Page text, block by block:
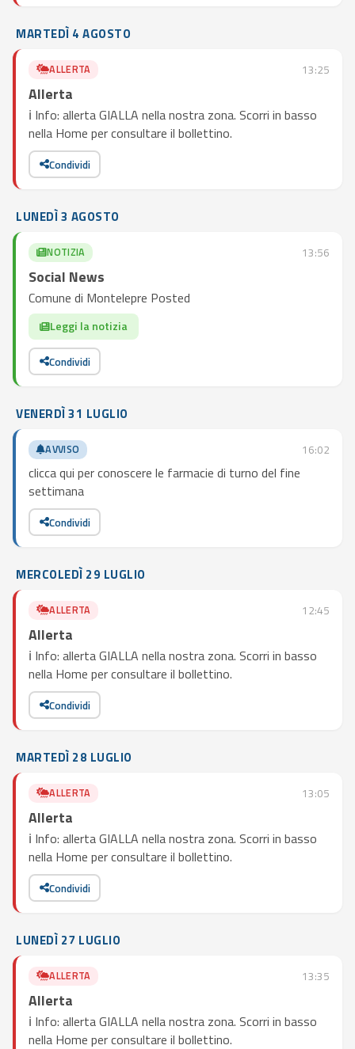
MARTEDÌ 4 AGOSTO
ALLERTA 13:25
Allerta
ℹ️ Info: allerta GIALLA nella nostra zona. Scorri in basso
nella Home per consultare il bollettino.
Condividi
LUNEDÌ 3 AGOSTO
NOTIZIA 13:56
Social News
Comune di Montelepre Posted
Leggi la notizia
Condividi
VENERDÌ 31 LUGLIO
AVVISO 16:02
clicca qui per conoscere le farmacie di turno del fine
settimana
Condividi
MERCOLEDÌ 29 LUGLIO
ALLERTA 12:45
Allerta
ℹ️ Info: allerta GIALLA nella nostra zona. Scorri in basso
nella Home per consultare il bollettino.
Condividi
MARTEDÌ 28 LUGLIO
ALLERTA 13:05
Allerta
ℹ️ Info: allerta GIALLA nella nostra zona. Scorri in basso
nella Home per consultare il bollettino.
Condividi
LUNEDÌ 27 LUGLIO
ALLERTA 13:35
Allerta
ℹ️ Info: allerta GIALLA nella nostra zona. Scorri in basso
nella Home per consultare il bollettino.